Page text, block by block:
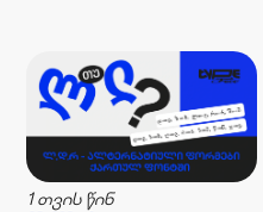
1 თვის წინ